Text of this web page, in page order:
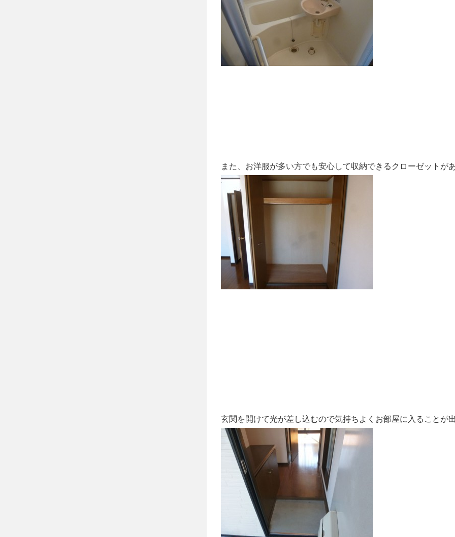
また、お洋服が多い方でも安心して収納できるクローゼットが
玄関を開けて光が差し込むので気持ちよくお部屋に入ることが